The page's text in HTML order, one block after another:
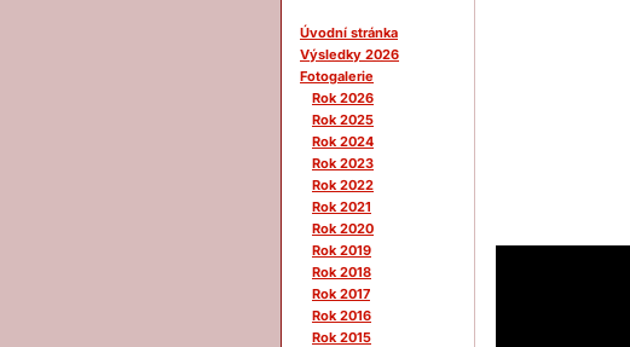
Úvodní stránka
Výsledky 2026
Fotogalerie
Rok 2026
Rok 2025
Rok 2024
Rok 2023
Rok 2022
Rok 2021
Rok 2020
Rok 2019
Rok 2018
Rok 2017
Rok 2016
Rok 2015